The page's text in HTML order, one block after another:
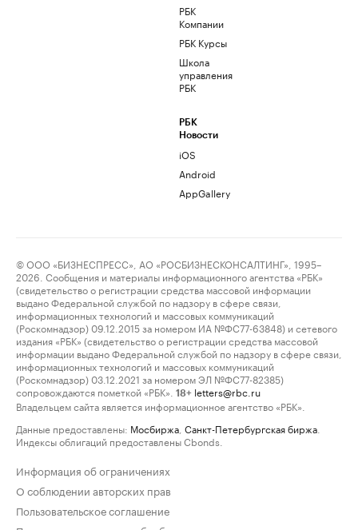
РБК
Компании
РБК Курсы
Школа
управления
РБК
РБК
Новости
iOS
Android
AppGallery
© ООО «БИЗНЕСПРЕСС», АО «РОСБИЗНЕСКОНСАЛТИНГ», 1995–
2026. Сообщения и материалы информационного агентства «РБК»
(свидетельство о регистрации средства массовой информации
выдано Федеральной службой по надзору в сфере связи,
информационных технологий и массовых коммуникаций
(Роскомнадзор) 09.12.2015 за номером ИА №ФС77-63848) и сетевого
издания «РБК» (свидетельство о регистрации средства массовой
информации выдано Федеральной службой по надзору в сфере связи,
информационных технологий и массовых коммуникаций
(Роскомнадзор) 03.12.2021 за номером ЭЛ №ФС77-82385)
сопровождаются пометкой «РБК».
18+ letters@rbc.ru
Владельцем сайта является информационное агентство «РБК».
Данные предоставлены: Мосбиржа Санкт-Петербургская биржа
Индексы облигаций предоставлены Cbonds.
Информация об ограничениях
О соблюдении авторских прав
Пользовательское соглашение